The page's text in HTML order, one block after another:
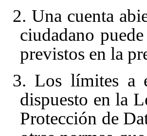
2. Una cuenta
ciudadano
previstos en la
3. Los límites a
dispuesto en la
Protección de